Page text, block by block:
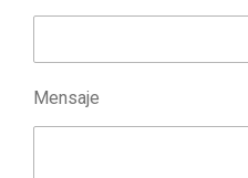
Mensaje